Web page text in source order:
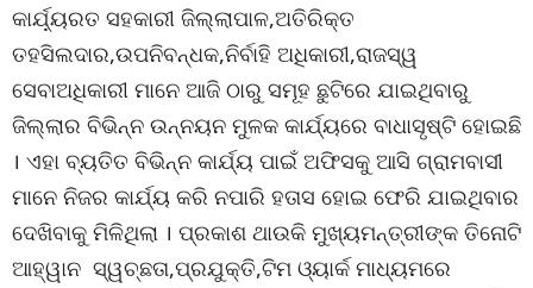
କାର୍ଯ଼୍ୟରତ ସହକାରୀ ଜିଲ୍ଲାପାଳ,ଅତିରିକ୍ତ
ତହସିଲଦାର,ଉପନିବନ୍ଧକ,ନିର୍ବାହି ଅଧିକାରୀ,ରାଜସ୍ୱ
ସେବାଅଧିକାରୀ ମାନେ ଆଜି ଠାରୁ ସମୂହ ଛୁଟିରେ ଯାଇଥିବାରୁ
ଜିଲ୍ଲାର ବିଭିନ୍ନ ଉନ୍ନୟନ ମୁଳକ କାର୍ଯ୍ୟରେ ବାଧାସୃଷ୍ଟି ହୋଇଛି
। ଏହା ବ୍ୟତିତ ବିଭିନ୍ନ କାର୍ଯ୍ୟ ପାଇଁ ଅଫିସକୁ ଆସି ଗ୍ରାମବାସୀ
ମାନେ ନିଜର କାର୍ଯ୍ୟ କରି ନପାରି ହତାସ ହୋଇ ଫେରି ଯାଇଥିବାର
ଦେଖିବାକୁ ମିଳିଥିଲା । ପ୍ରକାଶ ଥାଉକି ମୁଖ୍ୟମନ୍ତ୍ରୀଙ୍କ ତିନୋଟି
ଆହ୍ୱାନ ସ୍ୱଚ୍ଛତା,ପ୍ରଯୁକ୍ତି,ଟିମ ଓ୍ୟାର୍କ ମାଧ୍ୟମରେ